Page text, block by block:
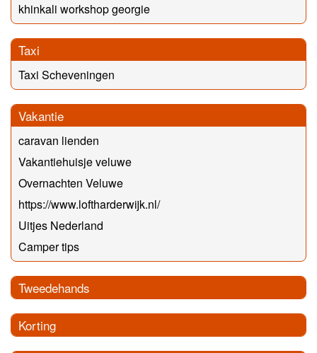
khinkali workshop georgie
Taxi
Taxi Scheveningen
Vakantie
caravan lienden
Vakantiehuisje veluwe
Overnachten Veluwe
https://www.loftharderwijk.nl/
Uitjes Nederland
Camper tips
Tweedehands
Korting